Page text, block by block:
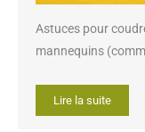
Astuces pour
mannequins
Lire la suite